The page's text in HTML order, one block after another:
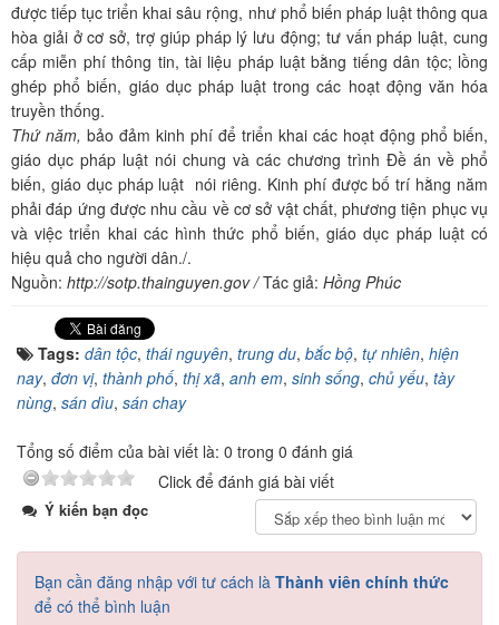
được tiếp tục triển khai sâu rộng, như phổ biến pháp luật thông qua
hòa giải ở cơ sở, trợ giúp pháp lý lưu động; tư vấn pháp luật, cung
cấp miễn phí thông tin, tài liệu pháp luật bằng tiếng dân tộc; lồng
ghép phổ biến, giáo dục pháp luật trong các hoạt động văn hóa
truyền thống.
Thứ năm, bảo đảm kinh phí để triển khai các hoạt động phổ biến,
giáo dục pháp luật nói chung và các chương trình Đề án về phổ
biến, giáo dục pháp luật nói riêng. Kinh phí được bố trí hằng năm
phải đáp ứng được nhu cầu về cơ sở vật chất, phương tiện phục vụ
và việc triển khai các hình thức phổ biến, giáo dục pháp luật có
hiệu quả cho người dân./.
Nguồn: http://sotp.thainguyen.gov /Tác giả: Hồng Phúc
Tags: dân tộc, thái nguyên, trung du, bắc bộ, tự nhiên, hiện
nay, đơn vị, thành phố, thị xã, anh em, sinh sống, chủ yếu, tày
nùng, sán dìu, sán chay
Tổng số điểm của bài viết là: 0 trong 0 đánh giá
Click để đánh giá bài viết
Ý kiến bạn đọc
Bạn cần đăng nhập với tư cách là Thành viên chính thức
để có thể bình luận